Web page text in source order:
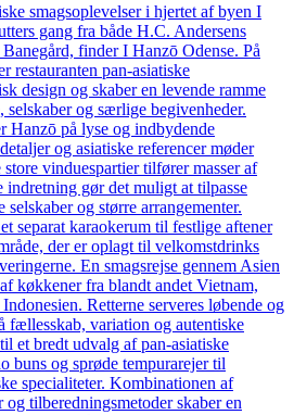
smagsoplevelser i hjertet af byen I
gang fra både H.C. Andersens
finder I Hanzō Odense. På
restauranten pan-asiatiske
design og skaber en levende ramme
selskaber og særlige begivenheder.
Hanzō på lyse og indbydende
og asiatiske referencer møder
vinduespartier tilfører masser af
indretning gør det muligt at tilpasse
og større arrangementer.
separat karaokerum til festlige aftener
der er oplagt til velkomstdrinks
En smagsrejse gennem Asien
køkkener fra blandt andet Vietnam,
Retterne serveres løbende og
fællesskab, variation og autentiske
et bredt udvalg af pan-asiatiske
buns og sprøde tempurarejer til
specialiteter. Kombinationen af
tilberedningsmetoder skaber en